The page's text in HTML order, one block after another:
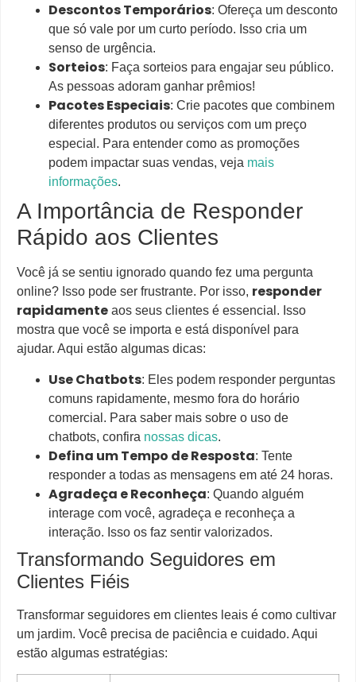
Descontos Temporários: Ofereça um desconto
que só vale por um curto período. Isso cria um
senso de urgência.
Sorteios: Faça sorteios para engajar seu público.
As pessoas adoram ganhar prêmios!
Pacotes Especiais: Crie pacotes que combinem
diferentes produtos ou serviços com um preço
especial. Para entender como as promoções
podem impactar suas vendas, veja mais
informações.
A Importância de Responder
Rápido aos Clientes
Você já se sentiu ignorado quando fez uma pergunta
online? Isso pode ser frustrante. Por isso, responder
rapidamente aos seus clientes é essencial. Isso
mostra que você se importa e está disponível para
ajudar. Aqui estão algumas dicas:
Use Chatbots: Eles podem responder perguntas
comuns rapidamente, mesmo fora do horário
comercial. Para saber mais sobre o uso de
chatbots, confira nossas dicas.
Defina um Tempo de Resposta: Tente
responder a todas as mensagens em até 24 horas.
Agradeça e Reconheça: Quando alguém
interage com você, agradeça e reconheça a
interação. Isso os faz sentir valorizados.
Transformando Seguidores em
Clientes Fiéis
Transformar seguidores em clientes leais é como cultivar
um jardim. Você precisa de paciência e cuidado. Aqui
estão algumas estratégias: